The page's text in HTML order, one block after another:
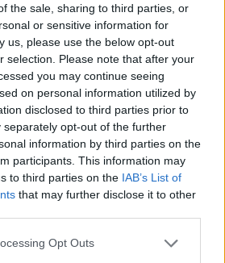
the sale, sharing to third parties, or
or sensitive information for
us, please use the below opt-out
selection. Please note that after your
you may continue seeing
on personal information utilized by
disclosed to third parties prior to
separately opt-out of the further
information by third parties on the
participants. This information may
to third parties on the IAB’s List of
that may further disclose it to other
Opt Outs
dit :
15 octobre 2025 à 17h59
2025/10/11/disc
not-listed-on-gamstop/, but
to several rules of fair
gamblers from the UK, such a
way to receive free spins
appropriate deposit on
slots.